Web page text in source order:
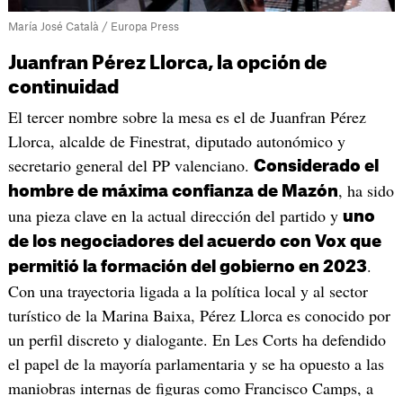
María José Català / Europa Press
Juanfran Pérez Llorca, la opción de
continuidad
El tercer nombre sobre la mesa es el de Juanfran Pérez
Llorca, alcalde de Finestrat, diputado autonómico y
secretario general del PP valenciano. Considerado el
hombre de máxima confianza de Mazón, ha sido
una pieza clave en la actual dirección del partido y uno
de los negociadores del acuerdo con Vox que
permitió la formación del gobierno en 2023.
Con una trayectoria ligada a la política local y al sector
turístico de la Marina Baixa, Pérez Llorca es conocido por
un perfil discreto y dialogante. En Les Corts ha defendido
el papel de la mayoría parlamentaria y se ha opuesto a las
maniobras internas de figuras como Francisco Camps, a